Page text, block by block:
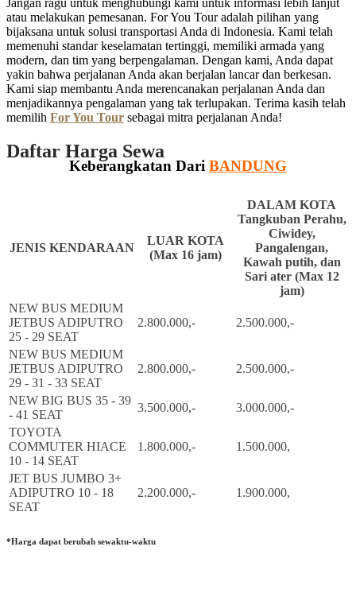
Jangan ragu untuk menghubungi kami untuk informasi lebih lanjut
atau melakukan pemesanan. For You Tour adalah pilihan yang
bijaksana untuk solusi transportasi Anda di Indonesia. Kami telah
memenuhi standar keselamatan tertinggi, memiliki armada yang
modern, dan tim yang berpengalaman. Dengan kami, Anda dapat
yakin bahwa perjalanan Anda akan berjalan lancar dan berkesan.
Kami siap membantu Anda merencanakan perjalanan Anda dan
menjadikannya pengalaman yang tak terlupakan. Terima kasih telah
memilih For You Tour sebagai mitra perjalanan Anda!
Daftar Harga Sewa
Keberangkatan Dari BANDUNG
JENIS KENDARAAN
LUAR KOTA
(Max 16 jam)
DALAM KOTA
Tangkuban Perahu,
Ciwidey,
Pangalengan,
Kawah putih, dan
Sari ater (Max 12
jam)
NEW BUS MEDIUM
JETBUS ADIPUTRO
25 - 29 SEAT
2.800.000,- 2.500.000,-
NEW BUS MEDIUM
JETBUS ADIPUTRO
29 - 31 - 33 SEAT
2.800.000,- 2.500.000,-
NEW BIG BUS 35 - 39
- 41 SEAT
3.500.000,-
3.000.000,-
TOYOTA
COMMUTER HIACE
10 - 14 SEAT
1.800.000,- 1.500.000,
JET BUS JUMBO 3+
ADIPUTRO 10 - 18
SEAT
2.200.000,- 1.900.000,
*Harga dapat berubah sewaktu-waktu